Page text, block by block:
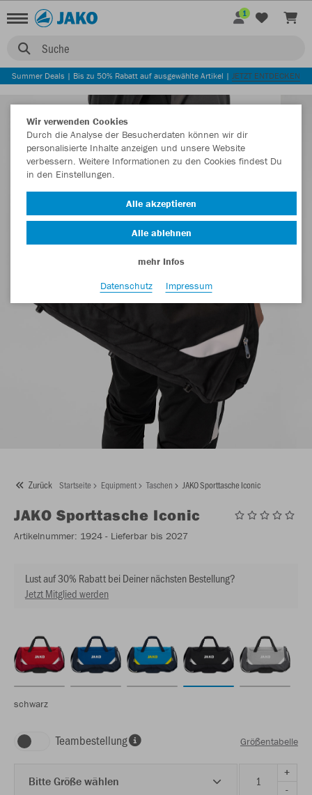
Suche
1
Summer Deals | Bis zu 50% Rabatt auf ausgewählte Artikel | JETZT ENTDECKEN
Zurück Startseite Equipment Taschen JAKO Sporttasche Iconic
JAKO Sporttasche Iconic
Artikelnummer: 1924 - Lieferbar bis 2027
Lust auf 30% Rabatt bei Deiner nächsten Bestellung?
Jetzt Mitglied werden
schwarz
Teambestellung Größentabelle
Bitte Größe wählen
+
-
Wir verwenden Cookies
Durch die Analyse der Besucherdaten können wir dir
personalisierte Inhalte anzeigen und unsere Website
verbessern. Weitere Informationen zu den Cookies findest Du
in den Einstellungen.
Alle akzeptieren
Alle ablehnen
mehr Infos
Datenschutz
Impressum